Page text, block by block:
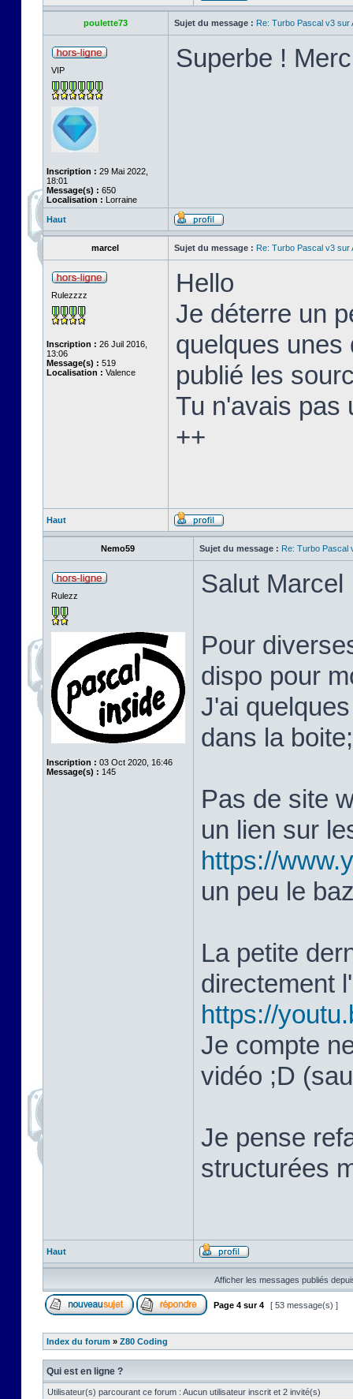
poulette73 Sujet du message : Re: Turbo Pascal v3 sur
VIP
Inscription : 29 Mai 2022,
18:01
Message(s) : 650
Localisation : Lorraine
Superbe !
Haut
marcel Sujet du message : Re: Turbo Pascal v3 sur
Rulezzzz
Inscription : 26 Juil 2016,
13:06
Message(s) : 519
Localisation : Valence
Hello
Je déterre un
quelques unes
publié les
Tu n'avais pas
++
Haut
Nemo59 Sujet du message : Re: Turbo Pascal
Rulezz
Inscription : 03 Oct 2020, 16:46
Message(s) : 145
Salut Marcel
Pour
dispo pour
J'ai
dans la
Pas de site
un lien sur
https://
un peu le
La petite
directement
https://
Je compte
vidéo ;D
Je pense
structurées
Haut
Afficher les messages publiés
Page 4 sur4 [ 53 message(s) ]
Index du forum » Z80 Coding
Qui est en ligne ?
Utilisateur(s) parcourant ce forum : Aucun utilisateur inscrit et 2 invité(s)